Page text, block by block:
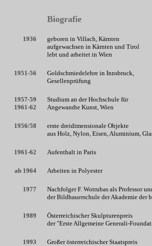
Biografie
1936
geboren in Villach, Kärnten
aufgewachsen in Kärnten und Tirol
lebt und arbeitet in Wien
1951-56
Goldschmiedelehre in Innsbruck,
Gesellenprüfung
1957-59
1961-62
Studium an der Hochschule für
Angewandte Kunst, Wien
1956/58
erste dreidimensionale Objekte
aus Holz, Nylon, Eisen, Aluminium,
1961-62 Aufenthalt in Paris
ab 1964 Arbeiten in Polyester
1977
Nachfolger F. Wotrubas als Professor
der Bildhauerschule der Akademie der
1989
Österreichischer Skulpturenpreis
der "Erste Allgemeine Generali-
1993 Großer österreichischer Staatspreis